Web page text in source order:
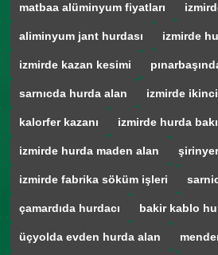
matbaa alüminyum fiyatları
aliminyum jant hurdası izmirde
izmirde kazan kesimi
sarnıcda hurda alan izmirde
kalorfer kazanı izmirde hurda
izmirde hurda maden alan
izmirde fabrika söküm işleri
çamardıda hurdacı bakir kablo
üçyolda evden hurda alan